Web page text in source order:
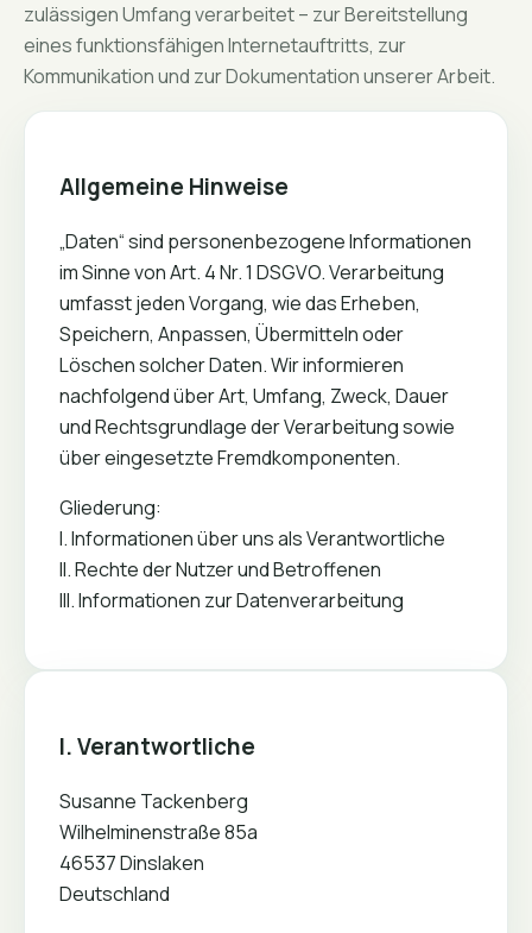
zulässigen Umfang verarbeitet – zur Bereitstellung
eines funktionsfähigen Internetauftritts, zur
Kommunikation und zur Dokumentation unserer Arbeit.
Allgemeine Hinweise
„Daten“ sind personenbezogene Informationen
im Sinne von Art. 4 Nr. 1 DSGVO. Verarbeitung
umfasst jeden Vorgang, wie das Erheben,
Speichern, Anpassen, Übermitteln oder
Löschen solcher Daten. Wir informieren
nachfolgend über Art, Umfang, Zweck, Dauer
und Rechtsgrundlage der Verarbeitung sowie
über eingesetzte Fremdkomponenten.
Gliederung:
I. Informationen über uns als Verantwortliche
II. Rechte der Nutzer und Betroffenen
III. Informationen zur Datenverarbeitung
I. Verantwortliche
Susanne Tackenberg
Wilhelminenstraße 85a
46537 Dinslaken
Deutschland